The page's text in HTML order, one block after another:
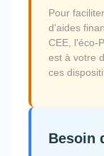
Pour
d'aides
CEE, l'éco-
est à votre
ces
Besoin